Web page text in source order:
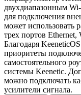
двухдиапазонным
для подключения
может использовать
трех портов
Благодаря
приоритеты
самостоятельного
системы Keenetic.
можно подключать
усилители сигнала.